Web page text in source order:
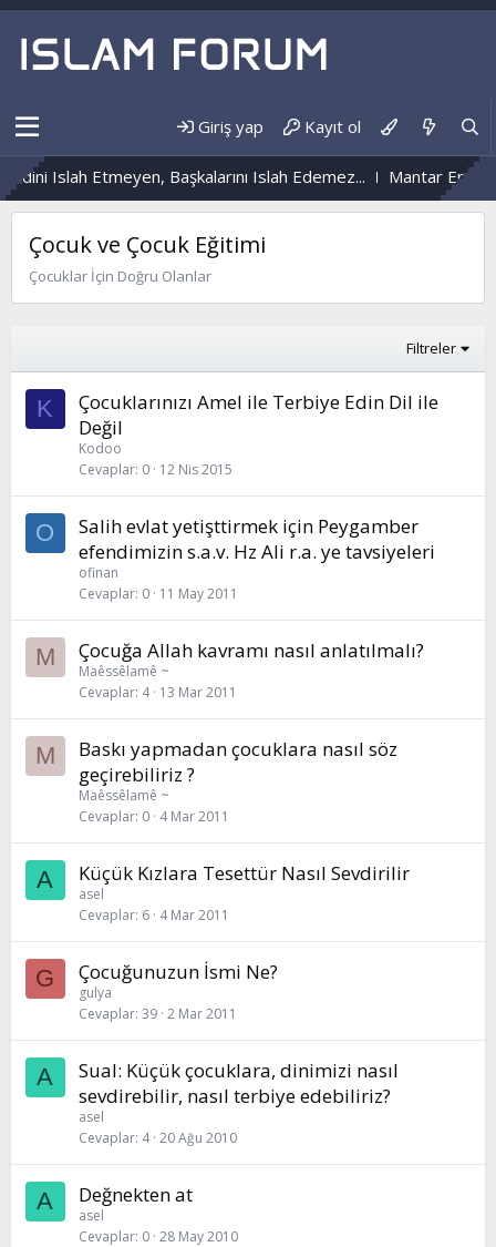
Giriş yap Kayıt ol
Islah Etmeyen, Başkalarını Islah Edemez... Mantar
Çocuk ve Çocuk Eğitimi
Çocuklar İçin Doğru Olanlar
Filtreler
K
Çocuklarınızı Amel ile Terbiye Edin Dil ile
Değil
Kodoo
Cevaplar 0 12 Nis 2015
O
Salih evlat yetişttirmek için Peygamber
efendimizin s.a.v. Hz Ali r.a. ye tavsiyeleri
ofinan
Cevaplar 0 11 May 2011
M Çocuğa Allah kavramı nasıl anlatılmalı?
Maêssêlamê ~
Cevaplar 4 13 Mar 2011
M
Baskı yapmadan çocuklara nasıl söz
geçirebiliriz ?
Maêssêlamê ~
Cevaplar 0 4 Mar 2011
A Küçük Kızlara Tesettür Nasıl Sevdirilir
asel
Cevaplar 6 4 Mar 2011
G Çocuğunuzun İsmi Ne?
gulya
Cevaplar 39 2 Mar 2011
A
Sual: Küçük çocuklara, dinimizi nasıl
sevdirebilir, nasıl terbiye edebiliriz?
asel
Cevaplar 4 20 Ağu 2010
A Değnekten at
asel
Cevaplar 0 28 May 2010